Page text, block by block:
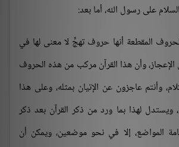
على رسول الله، أما بعد:
المقطعة أنها حروف تهجٍّ لا معنى لها في
الإعجاز، وأن هذا القرآن مركب من هذه الحروف
وأنتم عاجزون عن الإتيان بمثله، وعلى هذا
ويستدل لهذا بما ورد من ذكر القرآن بعد ذكر
المواضع، إلا في نحو موضعين، ويمكن أن